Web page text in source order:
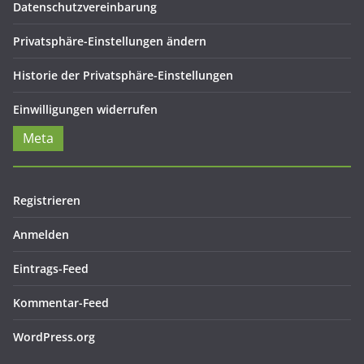
Datenschutzvereinbarung
Privatsphäre-Einstellungen ändern
Historie der Privatsphäre-Einstellungen
Einwilligungen widerrufen
Meta
Registrieren
Anmelden
Eintrags-Feed
Kommentar-Feed
WordPress.org